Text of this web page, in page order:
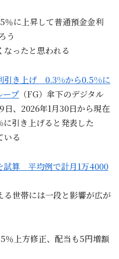
に上昇して普通預金金利
う
なったと思われる
引き上げ 0.3%から0.5%に
ープ （FG）傘下のデジタル
日、2026年1月30日から現在
引き上げると発表した
いる
試算 平均例で計月1万4000
世帯には一段と影響が広が
％上方修正、配当も5円増額